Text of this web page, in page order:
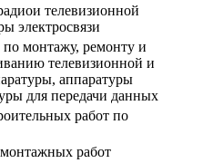
телевизионной
электросвязи
по монтажу, ремонту и
телевизионной и
аппаратуры
для передачи данных
работ по
работ